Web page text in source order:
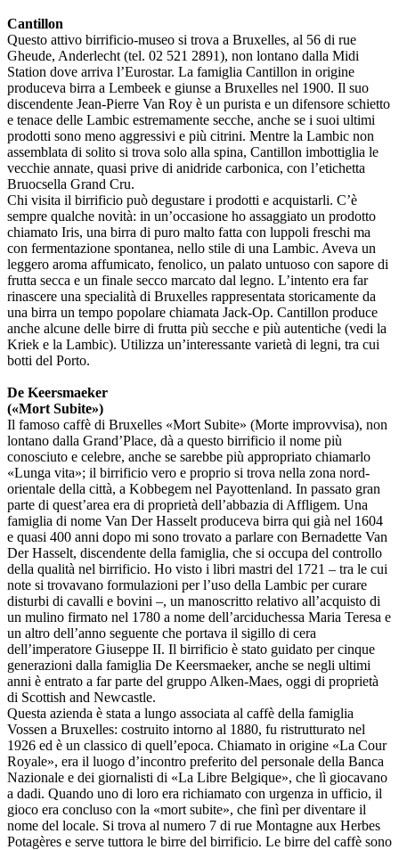
Cantillon
Questo attivo birrificio-museo si trova a Bruxelles, al 56 di rue
Gheude, Anderlecht (tel. 02 521 2891), non lontano dalla Midi
Station dove arriva l’Eurostar. La famiglia Cantillon in origine
produceva birra a Lembeek e giunse a Bruxelles nel 1900. Il suo
discendente Jean-Pierre Van Roy è un purista e un difensore schietto
e tenace delle Lambic estremamente secche, anche se i suoi ultimi
prodotti sono meno aggressivi e più citrini. Mentre la Lambic non
assemblata di solito si trova solo alla spina, Cantillon imbottiglia le
vecchie annate, quasi prive di anidride carbonica, con l’etichetta
Bruocsella Grand Cru.
Chi visita il birrificio può degustare i prodotti e acquistarli. C’è
sempre qualche novità: in un’occasione ho assaggiato un prodotto
chiamato Iris, una birra di puro malto fatta con luppoli freschi ma
con fermentazione spontanea, nello stile di una Lambic. Aveva un
leggero aroma affumicato, fenolico, un palato untuoso con sapore di
frutta secca e un finale secco marcato dal legno. L’intento era far
rinascere una specialità di Bruxelles rappresentata storicamente da
una birra un tempo popolare chiamata Jack-Op. Cantillon produce
anche alcune delle birre di frutta più secche e più autentiche (vedi la
Kriek e la Lambic). Utilizza un’interessante varietà di legni, tra cui
botti del Porto.
De Keersmaeker
(«Mort Subite»)
Il famoso caffè di Bruxelles «Mort Subite» (Morte improvvisa), non
lontano dalla Grand’Place, dà a questo birrificio il nome più
conosciuto e celebre, anche se sarebbe più appropriato chiamarlo
«Lunga vita»; il birrificio vero e proprio si trova nella zona nord-
orientale della città, a Kobbegem nel Payottenland. In passato gran
parte di quest’area era di proprietà dell’abbazia di Affligem. Una
famiglia di nome Van Der Hasselt produceva birra qui già nel 1604
e quasi 400 anni dopo mi sono trovato a parlare con Bernadette Van
Der Hasselt, discendente della famiglia, che si occupa del controllo
della qualità nel birrificio. Ho visto i libri mastri del 1721 – tra le cui
note si trovavano formulazioni per l’uso della Lambic per curare
disturbi di cavalli e bovini –, un manoscritto relativo all’acquisto di
un mulino firmato nel 1780 a nome dell’arciduchessa Maria Teresa e
un altro dell’anno seguente che portava il sigillo di cera
dell’imperatore Giuseppe II. Il birrificio è stato guidato per cinque
generazioni dalla famiglia De Keersmaeker, anche se negli ultimi
anni è entrato a far parte del gruppo Alken-Maes, oggi di proprietà
di Scottish and Newcastle.
Questa azienda è stata a lungo associata al caffè della famiglia
Vossen a Bruxelles: costruito intorno al 1880, fu ristrutturato nel
1926 ed è un classico di quell’epoca. Chiamato in origine «La Cour
Royale», era il luogo d’incontro preferito del personale della Banca
Nazionale e dei giornalisti di «La Libre Belgique», che lì giocavano
a dadi. Quando uno di loro era richiamato con urgenza in ufficio, il
gioco era concluso con la «mort subite», che finì per diventare il
nome del locale. Si trova al numero 7 di rue Montagne aux Herbes
Potagères e serve tuttora le birre del birrificio. Le birre del caffè sono